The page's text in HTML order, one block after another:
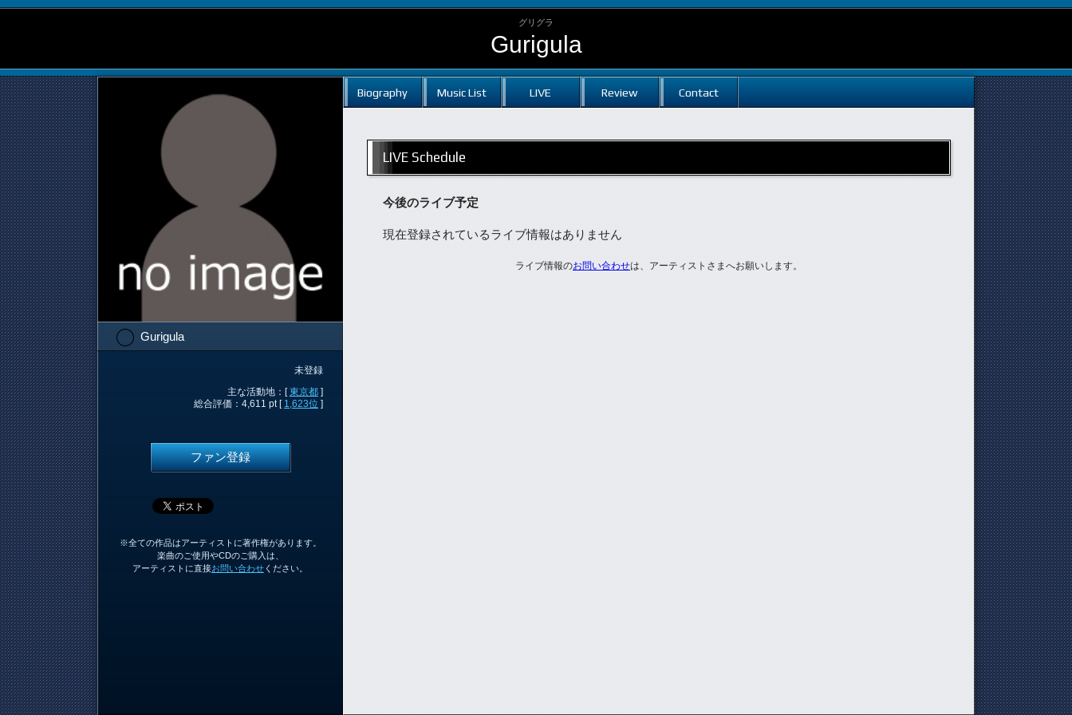
グリグラ
Gurigula
Gurigula
未登録
主な活動地：[東京都 ]
総合評価：4,611 pt [ 1,623位 ]
ファン登録
※全ての作品はアーティストに著作権があります。
楽曲のご使用やCDのご購入は、
アーティストに直接お問い合わせ ください。
Biography Music List LIVE Review Contact
LIVE Schedule
今後のライブ予定
現在登録されているライブ情報はありません
ライブ情報のお問い合わせは、アーティストさまへお願いします。